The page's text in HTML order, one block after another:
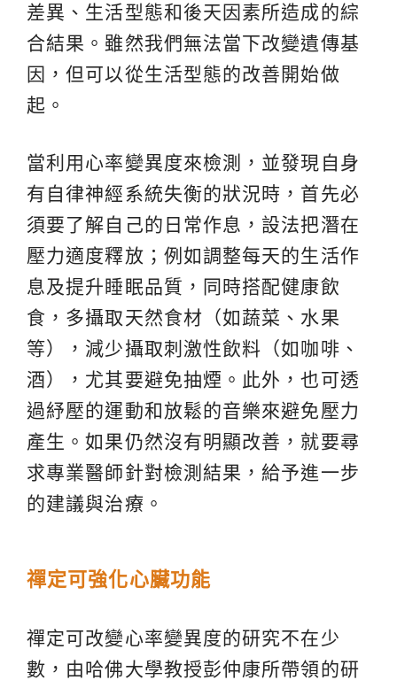
差異、生活型態和後天因素所造成的綜
合結果。雖然我們無法當下改變遺傳基
因，但可以從生活型態的改善開始做
起。
當利用心率變異度來檢測，並發現自身
有自律神經系統失衡的狀況時，首先必
須要了解自己的日常作息，設法把潛在
壓力適度釋放；例如調整每天的生活作
息及提升睡眠品質，同時搭配健康飲
食，多攝取天然食材（如蔬菜、水果
等），減少攝取刺激性飲料（如咖啡、
酒），尤其要避免抽煙。此外，也可透
過紓壓的運動和放鬆的音樂來避免壓力
產生。如果仍然沒有明顯改善，就要尋
求專業醫師針對檢測結果，給予進一步
的建議與治療。
禪定可強化心臟功能
禪定可改變心率變異度的研究不在少
數，由哈佛大學教授彭仲康所帶領的研